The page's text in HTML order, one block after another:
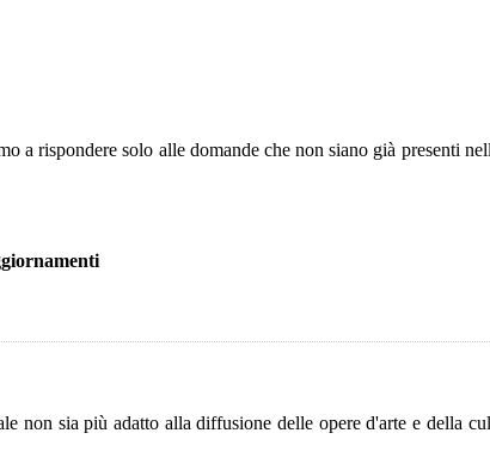
rispondere solo alle domande che non siano già presenti
sia più adatto alla diffusione delle opere d'arte e della